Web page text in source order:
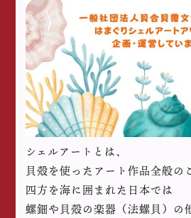
シェルアートとは、
貝殻を使ったアート作品全般の
四方を海に囲まれた日本では
螺鈿や貝殻の楽器（法螺貝）の